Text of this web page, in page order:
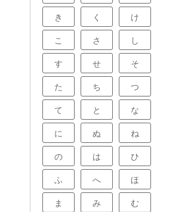
き く け
こ さ し
す せ そ
た ち つ
て と な
に ぬ ね
の は ひ
ふ へ ほ
ま み む